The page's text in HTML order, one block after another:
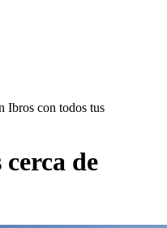
Ibros con todos tus
de